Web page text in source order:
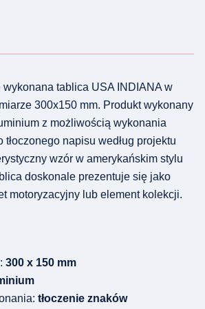
wykonana tablica USA INDIANA w
300x150 mm. Produkt wykonany
z możliwością wykonania
napisu według projektu
wzór w amerykańskim stylu
doskonale prezentuje się jako
motoryzacyjny lub element kolekcji.
300 x 150 mm
tłoczenie znaków